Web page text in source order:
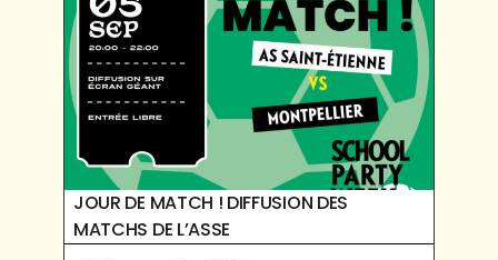
JOUR DE MATCH ! DIFFUSION DES
MATCHS DE L’ASSE